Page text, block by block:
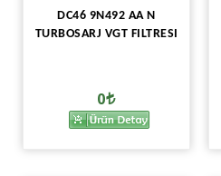
DC46 9N492 AA N
TURBOSARJ VGT FILTRESI
0